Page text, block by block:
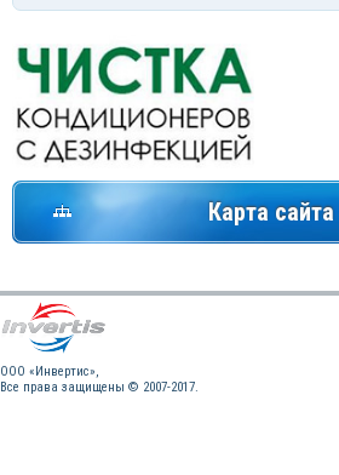
Карта сайта
OOO «Инвертис»,
Все права защищены © 2007-2017.